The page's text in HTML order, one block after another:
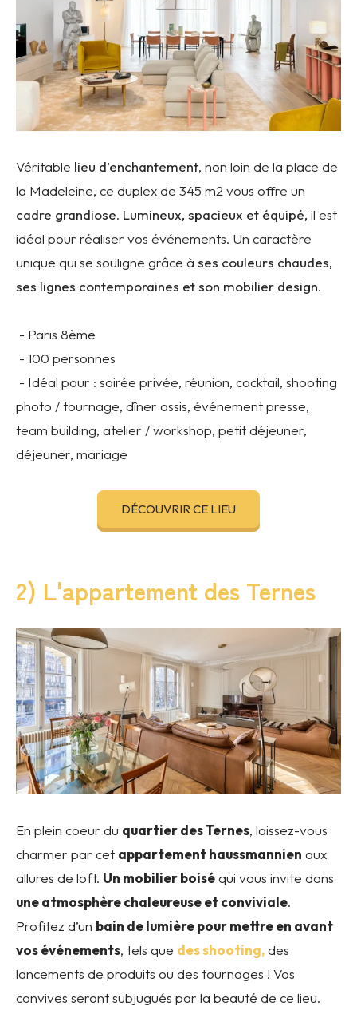
Véritable lieu d’enchantement, non loin de la place de
la Madeleine, ce duplex de 345 m2 vous offre un
cadre grandiose. Lumineux, spacieux et équipé, il est
idéal pour réaliser vos événements. Un caractère
unique qui se souligne grâce à ses couleurs chaudes,
ses lignes contemporaines et son mobilier design.
- Paris 8ème
- 100 personnes
- Idéal pour : soirée privée, réunion, cocktail, shooting
photo / tournage, dîner assis, événement presse,
team building, atelier / workshop, petit déjeuner,
déjeuner, mariage
DÉCOUVRIR CE LIEU
2) L'appartement des Ternes
En plein coeur du quartier des Ternes, laissez-vous
charmer par cet appartement haussmannien aux
allures de loft. Un mobilier boiséqui vous invite dans
une atmosphère chaleureuse et conviviale.
Profitez d’un bain de lumière pour mettre en avant
vos événements, tels que des shooting,des
lancements de produits ou des tournages ! Vos
convives seront subjugués par la beauté de ce lieu.